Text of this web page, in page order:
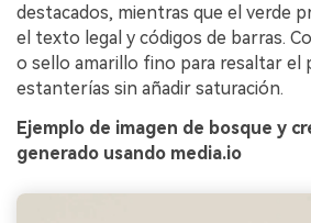
destacados, mientras que el verde
el texto legal y códigos de barras.
o sello amarillo fino para resaltar el
estanterías sin añadir saturación.
Ejemplo de imagen de bosque y
generado usando media.io